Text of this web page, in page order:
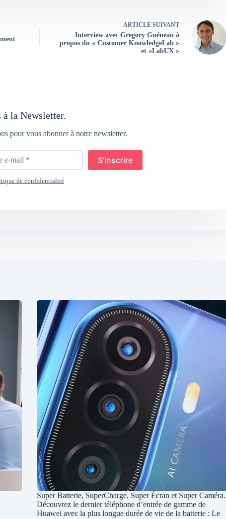
ARTICLESUIVANT
Interview avec Gregory Guéneau à
propos du « Customer KnowledgeLab »
et «LabUX »
à la Newsletter.
pour vous abonner à notre newsletter.
S’inscrire
de confidentialité
Super Batterie, SuperCharge, Super Écran et Super Caméra.
Découvrez le dernier téléphone d’entrée de gamme de
Huawei avec la plus longue durée de vie de la batterie : Le